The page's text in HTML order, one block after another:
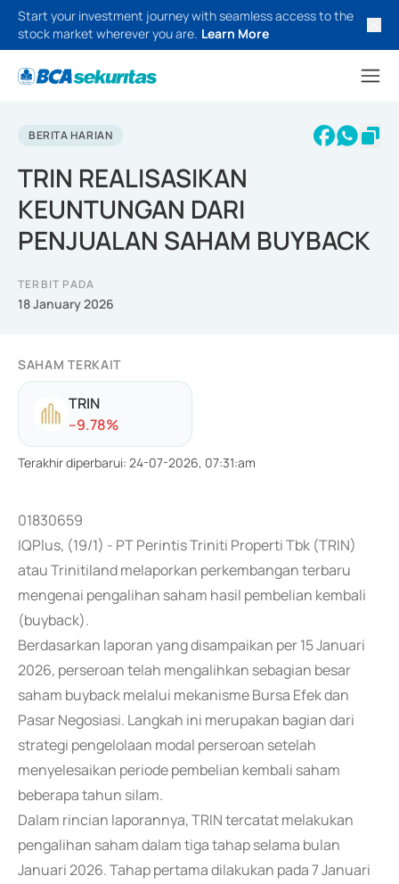
Start your investment journey with seamless access to the
stock market wherever you are. Learn More
BERITA HARIAN
TRIN REALISASIKAN
KEUNTUNGAN DARI
PENJUALAN SAHAM BUYBACK
TERBIT PADA
18 January 2026
SAHAM TERKAIT
TRIN
--9.78%
Terakhir diperbarui: 24-07-2026, 07:31:am
01830659
IQPlus, (19/1) - PT Perintis Triniti Properti Tbk (TRIN)
atau Trinitiland melaporkan perkembangan terbaru
mengenai pengalihan saham hasil pembelian kembali
(buyback).
Berdasarkan laporan yang disampaikan per 15 Januari
2026, perseroan telah mengalihkan sebagian besar
saham buyback melalui mekanisme Bursa Efek dan
Pasar Negosiasi. Langkah ini merupakan bagian dari
strategi pengelolaan modal perseroan setelah
menyelesaikan periode pembelian kembali saham
beberapa tahun silam.
Dalam rincian laporannya, TRIN tercatat melakukan
pengalihan saham dalam tiga tahap selama bulan
Januari 2026. Tahap pertama dilakukan pada 7 Januari